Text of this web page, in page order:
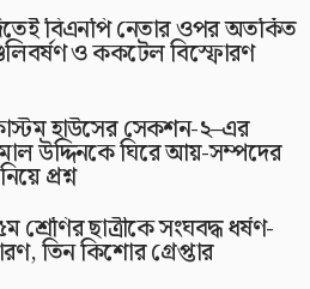
বিএনপি নেতার ওপর অতর্কিত
ও ককটেল বিস্ফোরণ
হাউসের সেকশন-২–এর
উদ্দিনকে ঘিরে আয়-সম্পদের
প্রশ্ন
শ্রেণির ছাত্রীকে সংঘবদ্ধ ধর্ষণ-
তিন কিশোর গ্রেপ্তার